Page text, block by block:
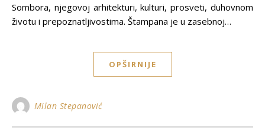
Sombora, njegovoj arhitekturi, kulturi, prosveti, duhovnom
životu i prepoznatljivostima. Štampana je u zasebnoj…
OPŠIRNIJE
Milan Stepanović